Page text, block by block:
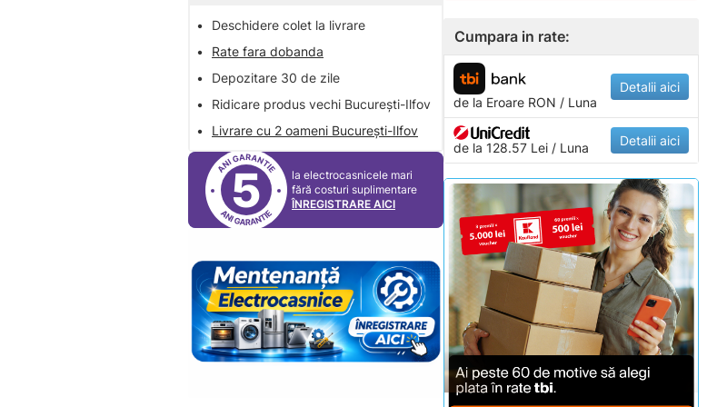
•
Deschidere colet la livrare
•
Rate fara dobanda
•
Depozitare 30 de zile
•
Ridicare produs vechi București-Ilfov
•
Livrare cu 2 oameni București-Ilfov
5
la electrocasnicele mari
fără costuri suplimentare
ÎNREGISTRARE AICI
Cumpara in rate:
de la Eroare RON / Luna
Detalii aici
de la 128.57 Lei / Luna Detalii aici